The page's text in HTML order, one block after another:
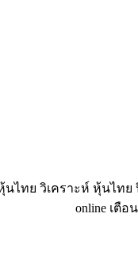
ทย วิเคราะห์ หุ้นไทย
online เตื